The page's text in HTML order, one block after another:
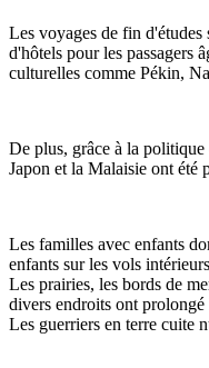
Les voyages de fin d'études
d'hôtels pour les passagers
culturelles comme Pékin,
De plus, grâce à la politique
Japon et la Malaisie ont été
Les familles avec enfants
enfants sur les vols
Les prairies, les bords de
divers endroits ont
Les guerriers en terre cuite